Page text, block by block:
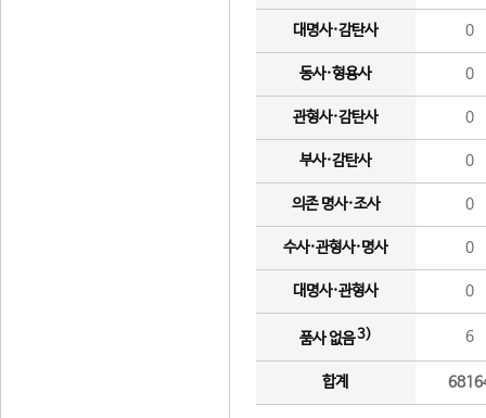
대명사·감탄사 0
동사·형용사 0
관형사·감탄사 0
부사·감탄사 0
의존 명사·조사 0
수사·관형사·명사 0
대명사·관형사 0
품사 없음3) 6
합계